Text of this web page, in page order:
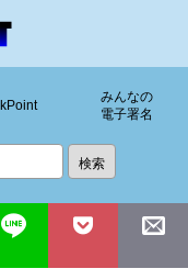
みんなの
電子署名